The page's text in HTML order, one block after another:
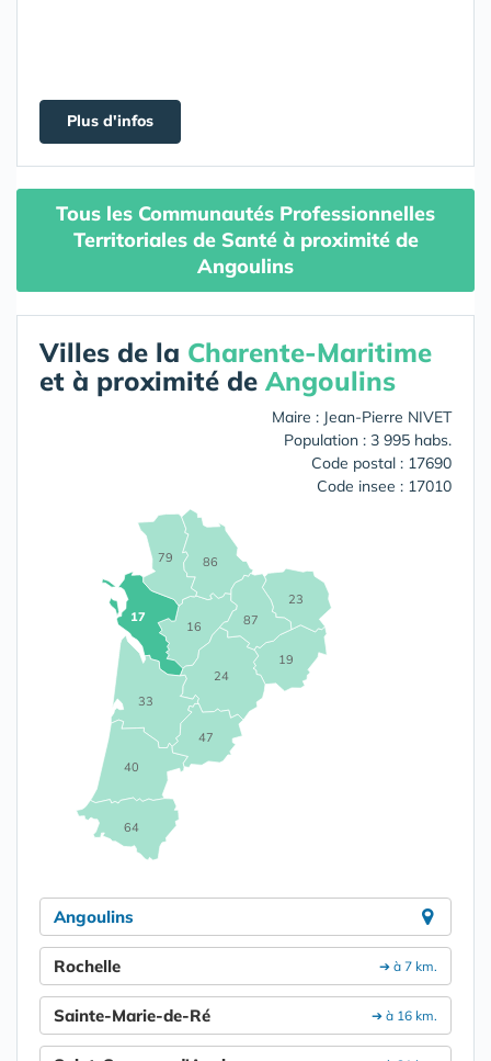
Plus d'infos
Tous les Communautés Professionnelles
Territoriales de Santé à proximité de
Angoulins
Villes de la Charente-Maritime
et à proximité de Angoulins
Maire : Jean-Pierre NIVET
Population : 3 995 habs.
Code postal : 17690
Code insee : 17010
16
17
19
23
24
33
40
47
64
79 86
87
Angoulins
➔ à 7 km.
Rochelle
➔ à 16 km.
Sainte-Marie-de-Ré